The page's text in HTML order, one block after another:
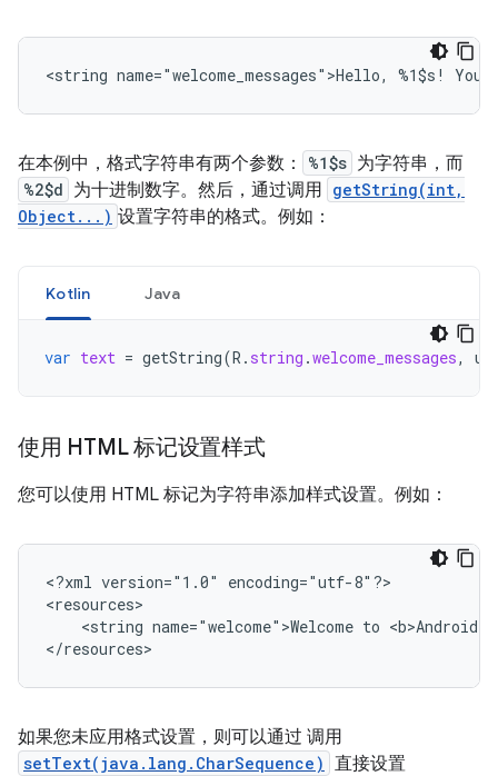
<string name="welcome_messages">Hello, %1$s! You
在本例中，格式字符串有两个参数： %1$s 为字符串，而
%2$d 为十进制数字。然后，通过调用 getString(int,
Object...) 设置字符串的格式。例如：
Kotlin Java
var text = getString(R . string .welcome_messages,
使用 HTML 标记设置样式
您可以使用 HTML 标记为字符串添加样式设置。例如：
<?xml version="1.0"
encoding="utf-8"?>
<string name="welcome">Welcome to
</resources>
如果您未应用格式设置，则可以通过 调用
setText(java.lang.CharSequence) 直接设置